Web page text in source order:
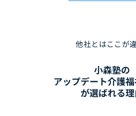
他社とはここが
小森塾の
アップデート介護
が選ばれる